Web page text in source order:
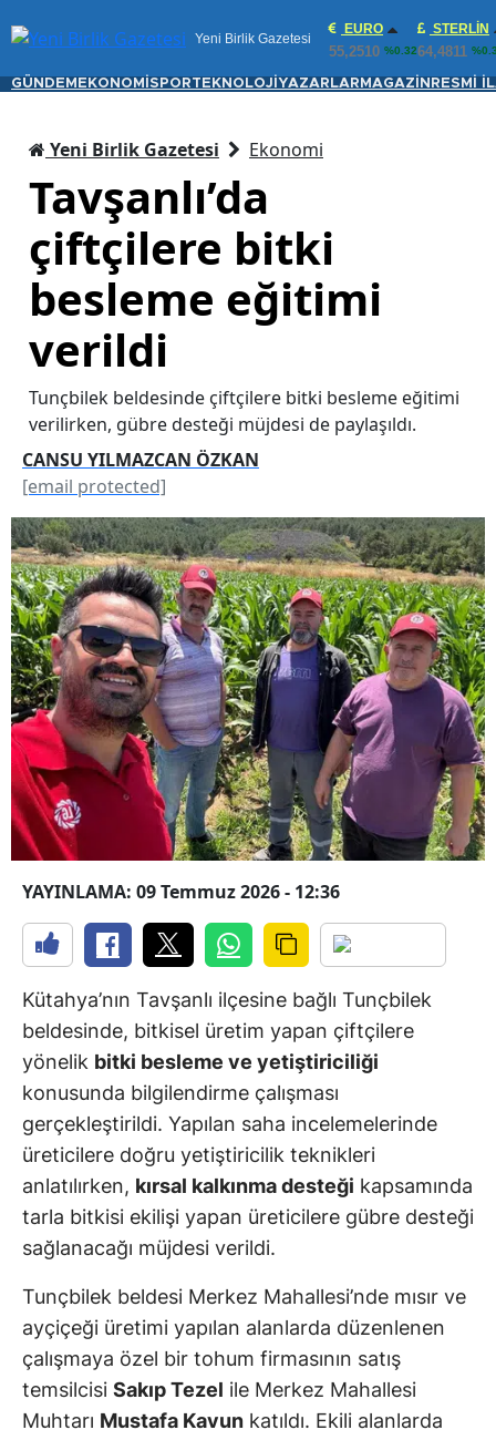
Yeni Birlik Gazetesi
EURO
55,2510 %0.32
STERLIN
64,4811
GÜNDEM EKONOMİ SPORTEKNOLOJİ YAZARLAR MAGAZİN RESMİ
Yeni Birlik Gazetesi Ekonomi
Tavşanlı’da
çiftçilere bitki
besleme eğitimi
verildi
Tunçbilek beldesinde çiftçilere bitki besleme eğitimi
verilirken, gübre desteği müjdesi de paylaşıldı.
CANSU YILMAZCAN ÖZKAN
[email protected]
YAYINLAMA: 09 Temmuz 2026 - 12:36
Kütahya’nın Tavşanlı ilçesine bağlı Tunçbilek
beldesinde, bitkisel üretim yapan çiftçilere
yönelik bitki besleme ve yetiştiriciliği
konusunda bilgilendirme çalışması
gerçekleştirildi. Yapılan saha incelemelerinde
üreticilere doğru yetiştiricilik teknikleri
anlatılırken, kırsal kalkınma desteği kapsamında
tarla bitkisi ekilişi yapan üreticilere gübre desteği
sağlanacağı müjdesi verildi.
Tunçbilek beldesi Merkez Mahallesi’nde mısır ve
ayçiçeği üretimi yapılan alanlarda düzenlenen
çalışmaya özel bir tohum firmasının satış
temsilcisi Sakıp Tezel ile Merkez Mahallesi
Muhtarı Mustafa Kavun katıldı. Ekili alanlarda